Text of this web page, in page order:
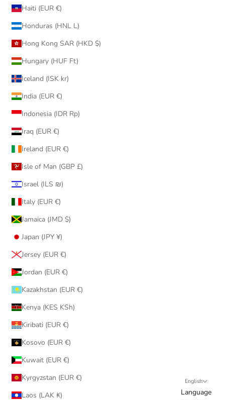
Haiti (EUR €)
Honduras (HNL L)
Hong Kong SAR (HKD $)
Hungary (HUF Ft)
Iceland (ISK kr)
India (EUR €)
Indonesia (IDR Rp)
Iraq (EUR €)
Ireland (EUR €)
Isle of Man (GBP £)
Israel (ILS ₪)
Italy (EUR €)
Jamaica (JMD $)
Japan (JPY ¥)
Jersey (EUR €)
Jordan (EUR €)
Kazakhstan (EUR €)
Kenya (KES KSh)
Kiribati (EUR €)
Kosovo (EUR €)
Kuwait (EUR €)
Kyrgyzstan (EUR €)
Laos (LAK ₭)
English
Language